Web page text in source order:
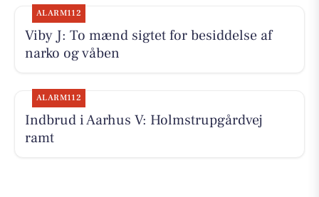
ALARM112
Viby J: To mænd sigtet for besiddelse af
narko og våben
ALARM112
Indbrud i Aarhus V: Holmstrupgårdvej
ramt